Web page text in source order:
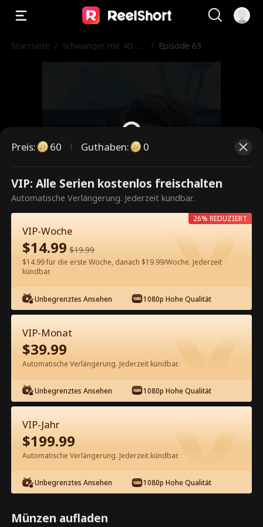
Startseite / Schwanger mit 40: Di
/ Episode 63
Dies ist eine kostenpflichtige
Episode. Bitte entsperren, um
60 Jetzt entsperren
Kostenlos in der App ansehen
Episode 63 - Schwanger mit 40: Die
unerwartete Liebe des CEOs
Kompletter Film
1-50 51-79
63 64 65 66 67
Preis: 60 Guthaben: 0
VIP: Alle Serien kostenlos freischalten
Automatische Verlängerung. Jederzeit kündbar.
VIP-Woche
$14.99 $19.99
$14.99 für die erste Woche, danach $19.99/Woche. Jederzeit
kündbar.
Unbegrenztes Ansehen 1080p Hohe Qualität
26% REDUZIERT
VIP-Monat
$39.99
Automatische Verlängerung. Jederzeit kündbar.
Unbegrenztes Ansehen 1080p Hohe Qualität
VIP-Jahr
$199.99
Automatische Verlängerung. Jederzeit kündbar.
Unbegrenztes Ansehen 1080p Hohe Qualität
Münzen aufladen